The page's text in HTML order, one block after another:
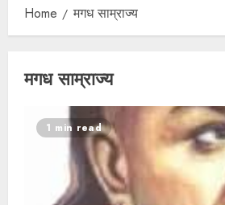
Home मगध साम्राज्य
मगध साम्राज्य
1 min read